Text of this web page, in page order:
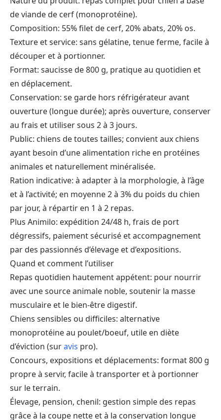
de viande de cerf (monoprotéine).
Composition: 55% filet de cerf, 20% abats, 20% os.
Texture et service: sans gélatine, tenue ferme, facile à
découper et à portionner.
Format: saucisse de 800 g, pratique au quotidien et
en déplacement.
Conservation: se garde hors réfrigérateur avant
ouverture (longue durée); après ouverture, conserver
au frais et utiliser sous 2 à 3 jours.
Public: chiens de toutes tailles; convient aux chiens
ayant besoin d’une alimentation riche en protéines
animales et naturellement minéralisée.
Ration indicative: à adapter à la morphologie, à l’âge
et à l’activité; en moyenne 2 à 3% du poids du chien
par jour, à répartir en 1 à 2 repas.
Plus Animilo: expédition 24/48 h, frais de port
dégressifs, paiement sécurisé et accompagnement
par des passionnés d’élevage et d’expositions.
Quand et comment l’utiliser
Repas quotidien hautement appétent: pour nourrir
avec une source animale noble, soutenir la masse
musculaire et le bien-être digestif.
Chiens sensibles ou difficiles: alternative
monoprotéine au poulet/boeuf, utile en diète
d’éviction (suravis pro).
Concours, expositions et déplacements: format 800 g
propre à servir, facile à transporter et à portionner
sur le terrain.
Élevage, pension, chenil: gestion simple des repas
grâce à la coupe nette et à la conservation longue